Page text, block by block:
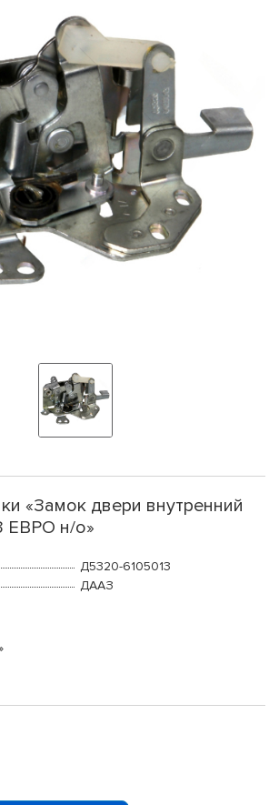
«Замок двери внутренний
ЕВРО н/о»
Д5320-6105013
ДААЗ